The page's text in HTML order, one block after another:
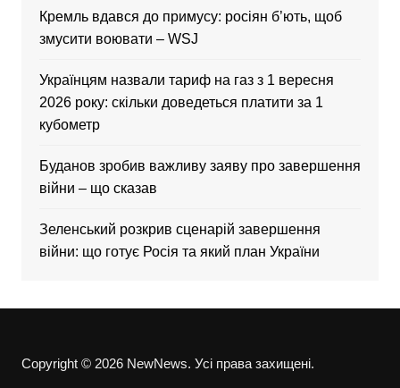
Кремль вдався до примусу: росіян б’ють, щоб
змусити воювати – WSJ
Українцям назвали тариф на газ з 1 вересня
2026 року: скільки доведеться платити за 1
кубометр
Буданов зробив важливу заяву про завершення
війни – що сказав
Зеленський розкрив сценарій завершення
війни: що готує Росія та який план України
Copyright © 2026 NewNews. Усі права захищені.